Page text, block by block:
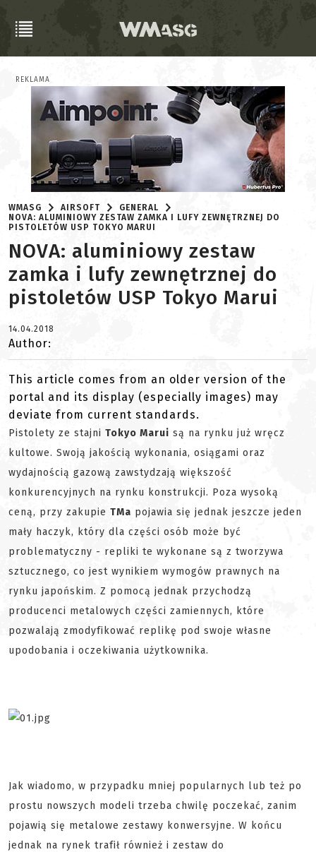
REKLAMA
WMASG AIRSOFT
GENERAL
NOVA: ALUMINIOWY ZESTAW ZAMKA I LUFY ZEWNĘTRZNEJ DO
PISTOLETÓW USP TOKYO MARUI
NOVA: aluminiowy zestaw
zamka i lufy zewnętrznej do
pistoletów USP Tokyo Marui
14.04.2018
Author:
This article comes from an older version of the
portal and its display (especially images) may
deviate from current standards.
Pistolety ze stajni Tokyo Marui są na rynku już wręcz
kultowe. Swoją jakością wykonania, osiągami oraz
wydajnością gazową zawstydzają większość
konkurencyjnych na rynku konstrukcji. Poza wysoką
ceną, przy zakupie TMa pojawia się jednak jeszcze jeden
mały haczyk, który dla części osób może być
problematyczny - repliki te wykonane są z tworzywa
sztucznego, co jest wynikiem wymogów prawnych na
rynku japońskim. Z pomocą jednak przychodzą
producenci metalowych części zamiennych, które
pozwalają zmodyfikować replikę pod swoje własne
upodobania i oczekiwania użytkownika.
Jak wiadomo, w przypadku mniej popularnych lub też po
prostu nowszych modeli trzeba chwilę poczekać, zanim
pojawią się metalowe zestawy konwersyjne. W końcu
jednak na rynek trafił również i zestaw do